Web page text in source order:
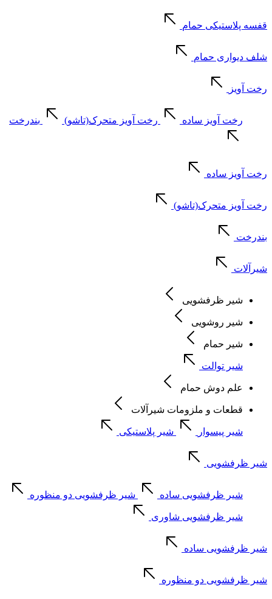
قفسه پلاستیکی حمام
شلف دیواری حمام
رخت آویز
رخت آویز ساده رخت آویز متحرک(تاشو) بندرخت
رخت آویز ساده
رخت آویز متحرک(تاشو)
بندرخت
شیرآلات
شیر ظرفشویی
شیر روشویی
شیر حمام
شیر توالت
علم دوش حمام
قطعات و ملزومات شیرآلات
شیر پیسوار شیر پلاستیکی
شیر ظرفشویی
شیر ظرفشویی ساده شیر ظرفشویی دو منظوره
شیر ظرفشویی شاوری
شیر ظرفشویی ساده
شیر ظرفشویی دو منظوره